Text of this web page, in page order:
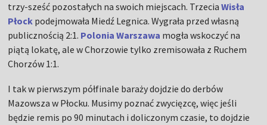
trzy-sześć pozostałych na swoich miejscach. TrzeciaWisła
Płock podejmowała Miedź Legnica. Wygrała przed własną
publicznością 2:1. Polonia Warszawa mogła wskoczyć na
piątą lokatę, ale w Chorzowie tylko zremisowała z Ruchem
Chorzów 1:1.
I tak w pierwszym półfinale baraży dojdzie do derbów
Mazowsza w Płocku. Musimy poznać zwycięzcę, więc jeśli
będzie remis po 90 minutach i doliczonym czasie, to dojdzie